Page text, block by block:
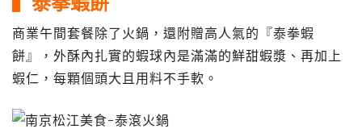
商業午間套餐除了火鍋，還附贈高人氣的『泰拳蝦
餅』，外酥內扎實的蝦球內是滿滿的鮮甜蝦漿、再加上
蝦仁，每顆個頭大且用料不手軟。